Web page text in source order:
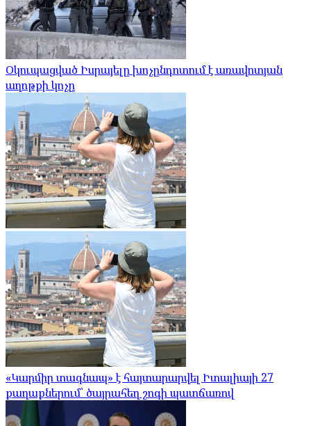
Օկուպացված Իսրայելը խոչընդոտում է առավոտյան
աղոթքի կոչը
«Կարմիր տագնապ» է հայտարարվել Իտալիայի 27
քաղաքներում՝ ծայրահեղ շոգի պատճառով